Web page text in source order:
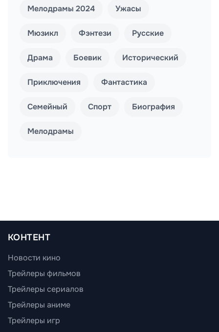
Мелодрамы 2024 Ужасы
Мюзикл Фэнтези Русские
Драма Боевик Исторический
Приключения Фантастика
Семейный Спорт Биография
Мелодрамы
КОНТЕНТ
Новости кино
Трейлеры фильмов
Трейлеры сериалов
Трейлеры аниме
Трейлеры игр